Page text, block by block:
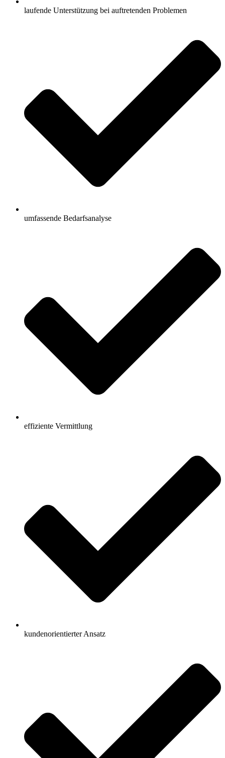
laufende Unterstützung bei auftretenden Problemen
umfassende Bedarfsanalyse
effiziente Vermittlung
kundenorientierter Ansatz